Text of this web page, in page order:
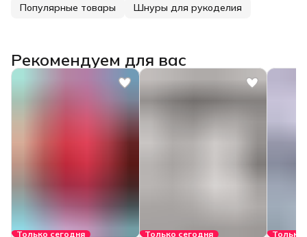
Популярные товары Шнуры для рукоделия
Рекомендуем для вас
Только сегодня Только сегодня Только